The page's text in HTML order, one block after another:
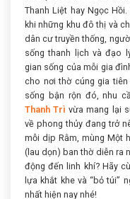
Thanh Liệt hay Ngọc
khi những khu đô thị và
dân cư truyền thống,
sống thanh lịch và đạo
gian sống của mỗi gia
cho nơi thờ cúng gia
sống bận rộn đó, nhu
Thanh Trì vừa mang lại
về phong thủy đang trở
mỗi dịp Rằm, mùng Một
(lau dọn) ban thờ diễn ra
động đến linh khí? Hãy
lựa khắt khe và “bỏ túi”
nhất hiện nay nhé!